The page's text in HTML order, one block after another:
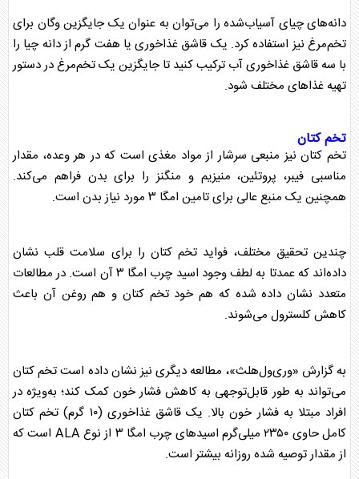
دانه‌های چیای آسیاب‌شده را می‌توان به عنوان یک جایگزین وگان برای
تخم‌مرغ نیز استفاده کرد. یک قاشق غذاخوری یا هفت گرم از دانه چیا را
با سه قاشق غذاخوری آب ترکیب کنید تا جایگزین یک تخم‌مرغ در دستور
تهیه غذا‌های مختلف شود.
تخم کتان
تخم کتاننیز منبعی سرشار از مواد مغذی است که در هر وعده، مقدار
مناسبی فیبر، پروتئین، منیزیم و منگنز را برای بدن فراهم می‌کند.
همچنین یک منبع عالی برای تامین امگا ۳ مورد نیاز بدن است.
چندین تحقیق مختلف، فواید تخم کتان را برای سلامت قلب نشان
داده‌اند که عمدتا به لطف وجود اسید چرب امگا ۳ آن است. در مطالعات
متعدد نشان داده شده که هم خودتخم کتان و هم روغن آن باعث
کاهش کلسترول می‌شوند.
به گزارش «وری‌ول‌هلث»، مطالعه دیگری نیز نشان داده استتخم کتان
می‌تواند به طور قابل‌توجهی به کاهش فشار خون کمک کند؛ به‌ویژه در
افراد مبتلا به فشار خون بالا. یک قاشق غذاخوری (۱۰ گرم)
تخم کتان
کامل حاوی ۲۳۵۰ میلی‌گرم اسید‌های چرب امگا ۳ از نوع ALA است که
از مقدار توصیه شده روزانه بیشتر است.